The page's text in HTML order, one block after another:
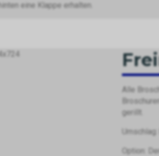
eine Klappe erhalten.
Alle
gerillt.
Option: